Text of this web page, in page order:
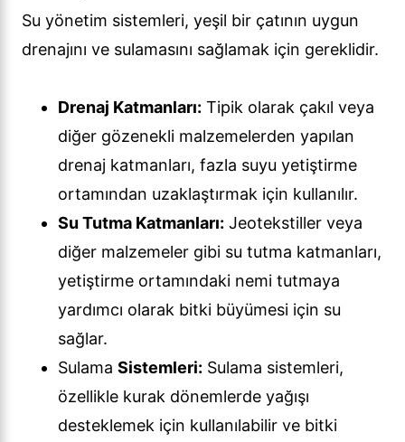
Su yönetim sistemleri, yeşil bir çatının uygun
drenajını ve sulamasını sağlamak için gereklidir.
Drenaj Katmanları: Tipik olarak çakıl veya
diğer gözenekli malzemelerden yapılan
drenaj katmanları, fazla suyu yetiştirme
ortamından uzaklaştırmak için kullanılır.
Su Tutma Katmanları: Jeotekstiller veya
diğer malzemeler gibi su tutma katmanları,
yetiştirme ortamındaki nemi tutmaya
yardımcı olarak bitki büyümesi için su
sağlar.
Sulama Sistemleri: Sulama sistemleri,
özellikle kurak dönemlerde yağışı
desteklemek için kullanılabilir ve bitki